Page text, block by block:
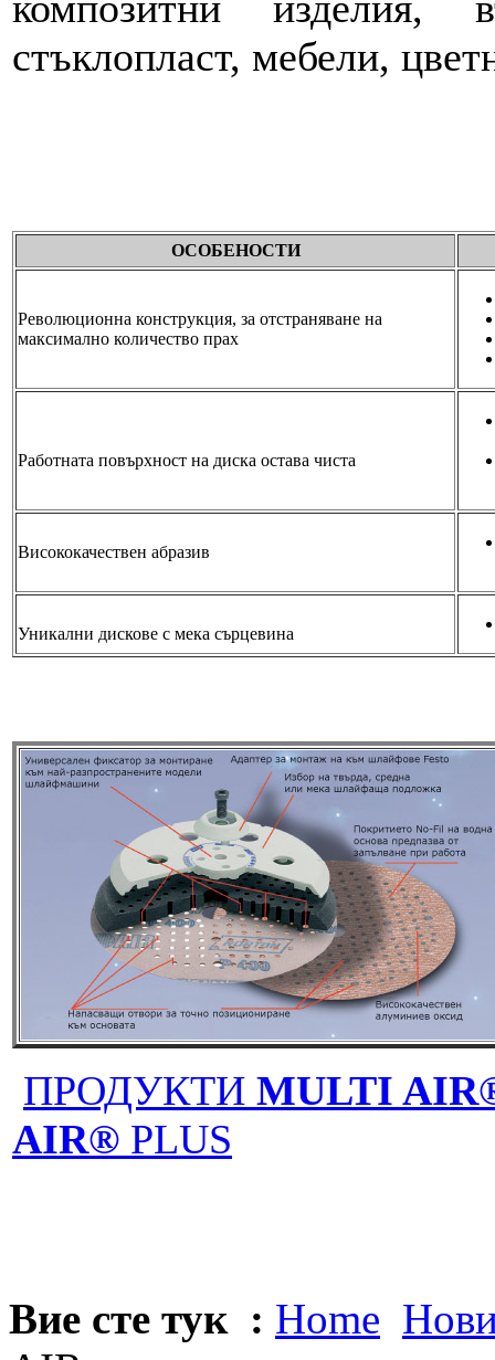
стъклопласт, мебели,
ОСОБЕНОСТИ
Революционна конструкция, за отстраняване на
максимално количество прах
Работната повърхност на диска остава чиста
Висококачествен абразив
Уникални дискове с мека сърцевина
ПРОДУКТИ MULTI
AIR® PLUS
Вие сте тук : Home